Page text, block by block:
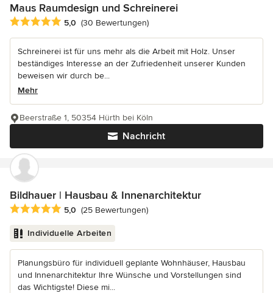
Maus Raumdesign und Schreinerei
Durchschnittliche Bewertung: 5 von 5 Sternen
5,0 (30 Bewertungen)
Schreinerei ist für uns mehr als die Arbeit mit Holz. Unser
beständiges Interesse an der Zufriedenheit unserer Kunden
beweisen wir durch be...
Mehr
Nachricht
Beerstraße 1, 50354 Hürth bei Köln
Bildhauer | Hausbau & Innenarchitektur
Durchschnittliche Bewertung: 5 von 5 Sternen
5,0 (25 Bewertungen)
Individuelle Arbeiten
Planungsbüro für individuell geplante Wohnhäuser, Hausbau
und Innenarchitektur Ihre Wünsche und Vorstellungen sind
das Wichtigste! Diese mi...